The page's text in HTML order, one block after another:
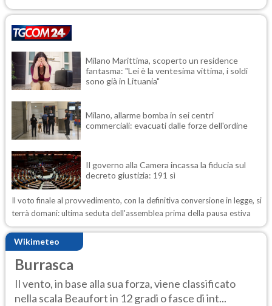
Milano Marittima, scoperto un residence
fantasma: "Lei è la ventesima vittima, i soldi
sono già in Lituania"
Milano, allarme bomba in sei centri
commerciali: evacuati dalle forze dell'ordine
Il governo alla Camera incassa la fiducia sul
decreto giustizia: 191 sì
Il voto finale al provvedimento, con la definitiva conversione in legge, si
terrà domani: ultima seduta dell'assemblea prima della pausa estiva
Wikimeteo
Burrasca
Il vento, in base alla sua forza, viene classificato
nella scala Beaufort in 12 gradi o fasce di int...